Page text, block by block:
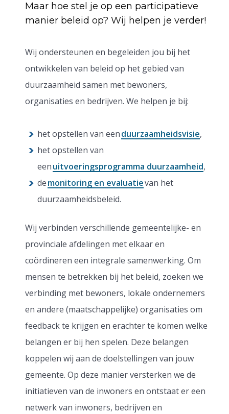
Maar hoe stel je op een participatieve
manier beleid op? Wij helpen je verder!
Wij ondersteunen en begeleiden jou bij het
ontwikkelen van beleid op het gebied van
duurzaamheid samen met bewoners,
organisaties en bedrijven. We helpen je bij:
het opstellen van eenduurzaamheidsvisie,
het opstellen van
eenuitvoeringsprogramma duurzaamheid,
demonitoring en evaluatievan het
duurzaamheidsbeleid.
Wij verbinden verschillende gemeentelijke- en
provinciale afdelingen met elkaar en
coördineren een integrale samenwerking. Om
mensen te betrekken bij het beleid, zoeken we
verbinding met bewoners, lokale ondernemers
en andere (maatschappelijke) organisaties om
feedback te krijgen en erachter te komen welke
belangen er bij hen spelen. Deze belangen
koppelen wij aan de doelstellingen van jouw
gemeente. Op deze manier versterken we de
initiatieven van de inwoners en ontstaat er een
netwerk van inwoners, bedrijven en